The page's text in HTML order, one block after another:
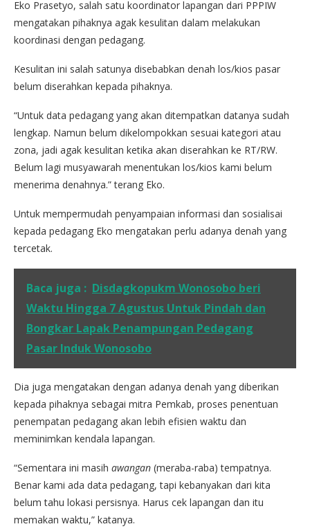
Eko Prasetyo, salah satu koordinator lapangan dari PPPIW
mengatakan pihaknya agak kesulitan dalam melakukan
koordinasi dengan pedagang.
Kesulitan ini salah satunya disebabkan denah los/kios pasar
belum diserahkan kepada pihaknya.
“Untuk data pedagang yang akan ditempatkan datanya sudah
lengkap. Namun belum dikelompokkan sesuai kategori atau
zona, jadi agak kesulitan ketika akan diserahkan ke RT/RW.
Belum lagi musyawarah menentukan los/kios kami belum
menerima denahnya.” terang Eko.
Untuk mempermudah penyampaian informasi dan sosialisai
kepada pedagang Eko mengatakan perlu adanya denah yang
tercetak.
Baca juga : Disdagkopukm Wonosobo beri
Waktu Hingga 7 Agustus Untuk Pindah dan
Bongkar Lapak Penampungan Pedagang
Pasar Induk Wonosobo
Dia juga mengatakan dengan adanya denah yang diberikan
kepada pihaknya sebagai mitra Pemkab, proses penentuan
penempatan pedagang akan lebih efisien waktu dan
meminimkan kendala lapangan.
“Sementara ini masih awangan (meraba-raba) tempatnya.
Benar kami ada data pedagang, tapi kebanyakan dari kita
belum tahu lokasi persisnya. Harus cek lapangan dan itu
memakan waktu,” katanya.